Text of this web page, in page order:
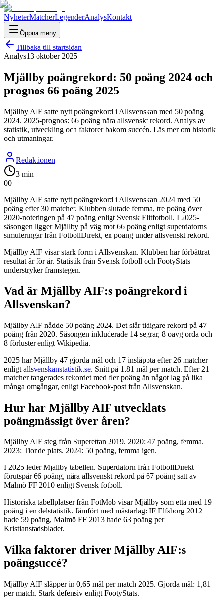
NyheterMatcherLegenderAnalysKontakt
Öppna meny
Tillbaka till startsidan
Analys13 oktober 2025
Mjällby poängrekord: 50 poäng 2024 och
prognos 66 poäng 2025
Mjällby AIF satte nytt poängrekord i Allsvenskan med 50 poäng
2024. 2025-prognos: 66 poäng nära allsvenskt rekord. Analys av
statistik, utveckling och faktorer bakom succén. Läs mer om historik
och utmaningar.
Redaktionen
3 min
00
Mjällby AIF satte nytt poängrekord i Allsvenskan 2024 med 50
poäng efter 30 matcher. Klubben slutade femma, tre poäng över
2020-noteringen på 47 poäng enligt Svensk Elitfotboll. I 2025-
säsongen ligger Mjällby på väg mot 66 poäng enligt superdatorns
simuleringar från FotbollDirekt, en poäng under allsvenskt rekord.
Mjällby AIF visar stark form i Allsvenskan. Klubben har förbättrat
resultat år för år. Statistik från Svensk fotboll och FootyStats
understryker framstegen.
Vad är Mjällby AIF:s poängrekord i
Allsvenskan?
Mjällby AIF nådde 50 poäng 2024. Det slår tidigare rekord på 47
poäng från 2020. Säsongen inkluderade 14 segrar, 8 oavgjorda och
8 förluster enligt Wikipedia.
2025 har Mjällby 47 gjorda mål och 17 insläppta efter 26 matcher
enligt allsvenskanstatistik.se. Snitt på 1,81 mål per match. Efter 21
matcher tangerades rekordet med fler poäng än något lag på lika
många omgångar, enligt Facebook-post från Allsvenskan.
Hur har Mjällby AIF utvecklats
poängmässigt över åren?
Mjällby AIF steg från Superettan 2019. 2020: 47 poäng, femma.
2023: Tionde plats. 2024: 50 poäng, femma igen.
I 2025 leder Mjällby tabellen. Superdatorn från FotbollDirekt
förutspår 66 poäng, nära allsvenskt rekord på 67 poäng satt av
Malmö FF 2010 enligt Svensk fotboll.
Historiska tabellplatser från FotMob visar Mjällby som etta med 19
poäng i en delstatistik. Jämfört med mästarlag: IF Elfsborg 2012
hade 59 poäng, Malmö FF 2013 hade 63 poäng per
Kristianstadsbladet.
Vilka faktorer driver Mjällby AIF:s
poängsuccé?
Mjällby AIF släpper in 0,65 mål per match 2025. Gjorda mål: 1,81
per match. Stark defensiv enligt FootyStats.